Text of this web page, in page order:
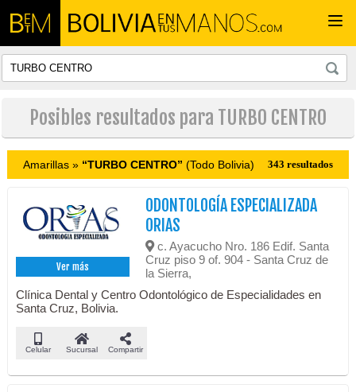
Posibles resultados para TURBO CENTRO
Amarillas » “TURBO CENTRO” (Todo Bolivia) 343 resultados
Ver más
ODONTOLOGÍA ESPECIALIZADA
ORIAS
c. Ayacucho Nro. 186 Edif. Santa
Cruz piso 9 of. 904 - Santa Cruz de
la Sierra,
Clínica Dental y Centro Odontológico de Especialidades en
Santa Cruz, Bolivia.
Celular Sucursal Compartir